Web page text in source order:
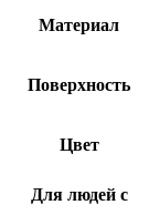
Материал
Поверхность
Цвет
Для людей с